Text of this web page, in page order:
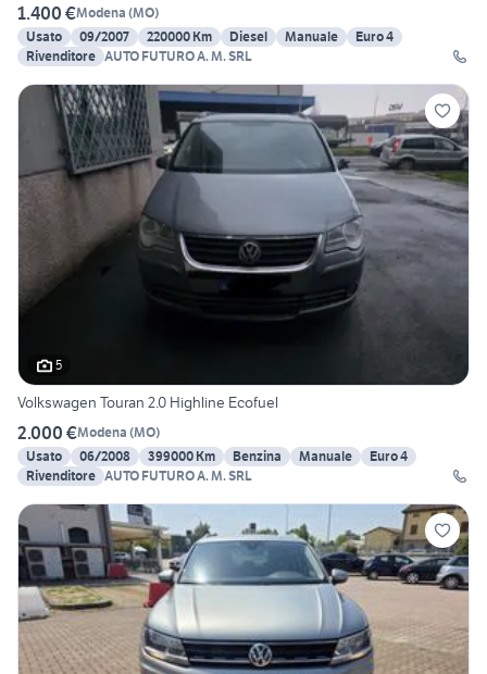
1.400 €Modena (MO)
Usato
09/2007 220000 Km Diesel Manuale
Euro 4
Rivenditore
AUTO FUTURO A. M. SRL
5
Volkswagen Touran 2.0 Highline Ecofuel
2.000 €Modena (MO)
Usato
06/2008 399000 Km Benzina Manuale
Euro 4
Rivenditore
AUTO FUTURO A. M. SRL